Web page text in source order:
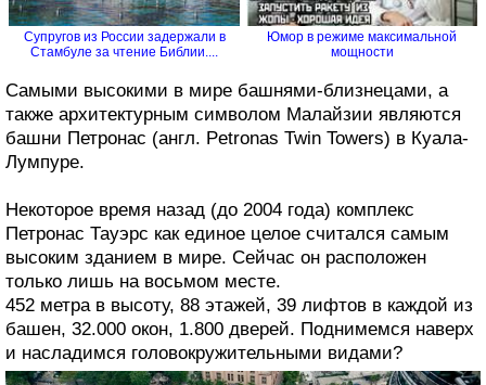
Супругов из России задержали в
Стамбуле за чтение Библии....
Юмор в режиме максимальной
мощности
Самыми высокими в мире башнями-близнецами, а
также архитектурным символом Малайзии являются
башни Петронас (англ. Petronas Twin Towers) в Куала-
Лумпуре.
Некоторое время назад (до 2004 года) комплекс
Петронас Тауэрс как единое целое считался самым
высоким зданием в мире. Сейчас он расположен
только лишь на восьмом месте.
452 метра в высоту, 88 этажей, 39 лифтов в каждой из
башен, 32.000 окон, 1.800 дверей. Поднимемся наверх
и насладимся головокружительными видами?